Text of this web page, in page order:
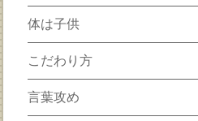
体は子供
こだわり方
言葉攻め